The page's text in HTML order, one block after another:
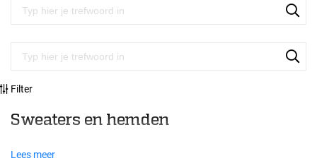
Filter
Sweaters en hemden
Lees meer